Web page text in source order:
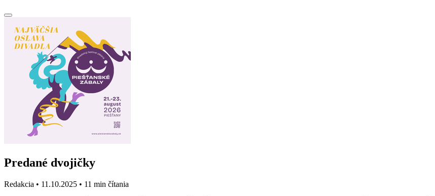
Predané dvojičky
Redakcia • 11.10.2025 • 11 min čítania